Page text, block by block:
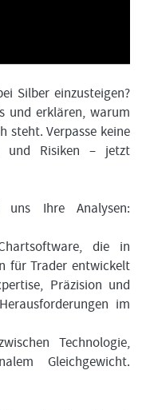
Silber einzusteigen?
und erklären, warum
steht. Verpasse keine
und Risiken – jetzt
Ihre Analysen:
die in
für Trader entwickelt
Präzision und
im
Technologie,
Gleichgewicht.